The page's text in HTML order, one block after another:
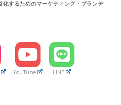
するためのマーケティング・ブランデ
YouTube LINE